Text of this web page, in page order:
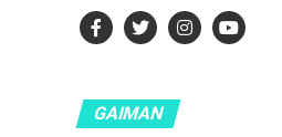
GAIMAN